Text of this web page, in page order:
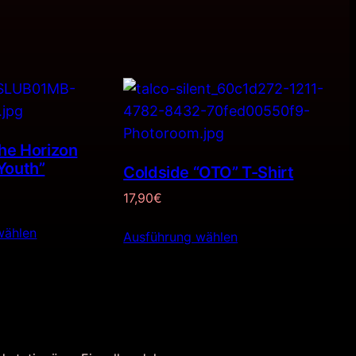
Horizon
Coldside “OTO” T-Shirt
17,90€
Ausführung wählen